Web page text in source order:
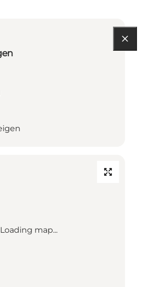
Loading map...